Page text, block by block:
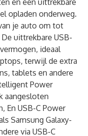
en een uittrekbare
opladen onderweg.
je auto om tot
uittrekbare USB-
ideaal
terwijl de extra
tablets en andere
Power
aangesloten
En USB-C Power
Samsung Galaxy-
via USB-C